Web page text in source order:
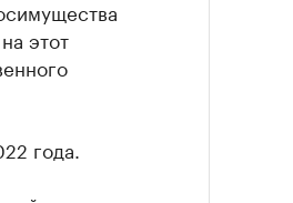
этот
года.